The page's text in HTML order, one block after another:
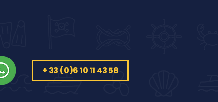
+ 33 (0)6 10 11 43 58